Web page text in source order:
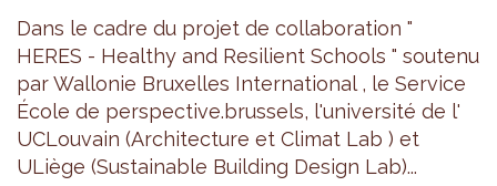
Dans le cadre du projet de collaboration "
HERES - Healthy and Resilient Schools " soutenu
par Wallonie Bruxelles International , le Service
École de perspective.brussels, l'université de l'
UCLouvain (Architecture et Climat Lab ) et
ULiège (Sustainable Building Design Lab)...